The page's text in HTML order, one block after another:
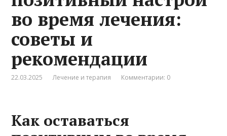
во время лечения:
советы и
рекомендации
22.03.2025 Лечение и терапия Комментарии: 0
Как оставаться